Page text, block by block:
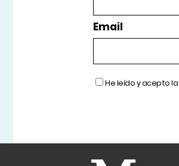
Email
He leído y acepto la